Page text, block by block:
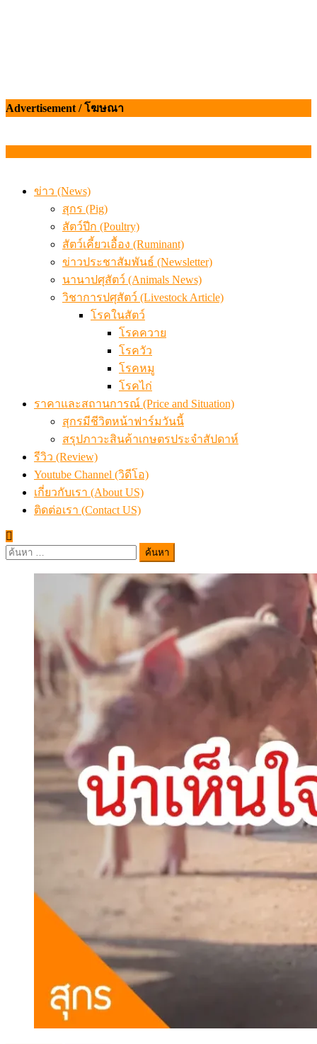
Advertisement / โฆษณา
ข่าว (News)
สุกร (Pig)
สัตว์ปีก (Poultry)
สัตว์เคี้ยวเอื้อง (Ruminant)
ข่าวประชาสัมพันธ์ (Newsletter)
นานาปศุสัตว์ (Animals News)
วิชาการปศุสัตว์ (Livestock Article)
โรคในสัตว์
โรคควาย
โรควัว
โรคหมู
โรคไก่
ราคาและสถานการณ์ (Price and Situation)
สุกรมีชีวิตหน้าฟาร์มวันนี้
สรุปภาวะสินค้าเกษตรประจำสัปดาห์
รีวิว (Review)
Youtube Channel (วิดีโอ)
เกี่ยวกับเรา (About US)
ติดต่อเรา (Contact US)
ค้นหา